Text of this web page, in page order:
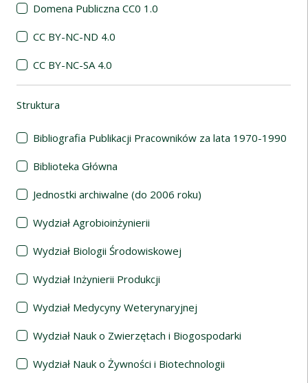
Domena Publiczna CC0 1.0
CC BY-NC-ND 4.0
CC BY-NC-SA 4.0
Struktura
Bibliografia Publikacji Pracowników za lata 1970-1990
Biblioteka Główna
Jednostki archiwalne (do 2006 roku)
Wydział Agrobioinżynierii
Wydział Biologii Środowiskowej
Wydział Inżynierii Produkcji
Wydział Medycyny Weterynaryjnej
Wydział Nauk o Zwierzętach i Biogospodarki
Wydział Nauk o Żywności i Biotechnologii